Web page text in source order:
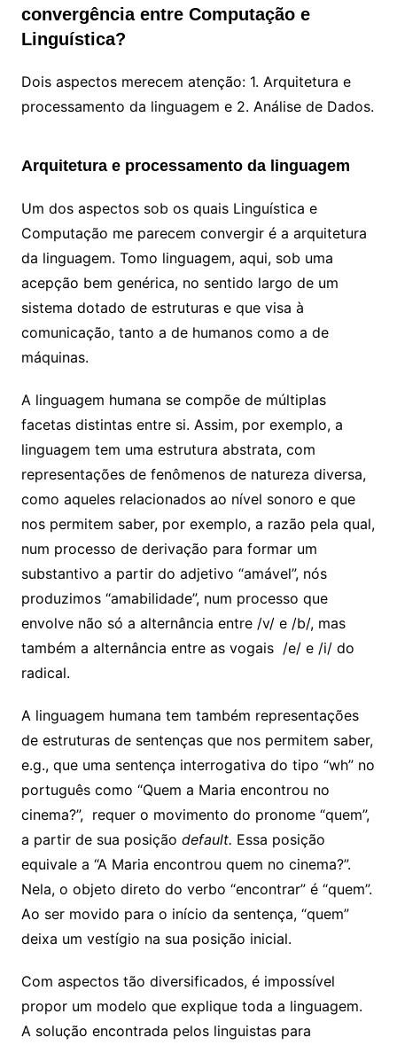
convergência entre Computação e
Linguística?
Dois aspectos merecem atenção: 1. Arquitetura e
processamento da linguagem e 2. Análise de Dados.
Arquitetura e processamento da linguagem
Um dos aspectos sob os quais Linguística e
Computação me parecem convergir é a arquitetura
da linguagem. Tomo linguagem, aqui, sob uma
acepção bem genérica, no sentido largo de um
sistema dotado de estruturas e que visa à
comunicação, tanto a de humanos como a de
máquinas.
A linguagem humana se compõe de múltiplas
facetas distintas entre si. Assim, por exemplo, a
linguagem tem uma estrutura abstrata, com
representações de fenômenos de natureza diversa,
como aqueles relacionados ao nível sonoro e que
nos permitem saber, por exemplo, a razão pela qual,
num processo de derivação para formar um
substantivo a partir do adjetivo “amável”, nós
produzimos “amabilidade”, num processo que
envolve não só a alternância entre /v/ e /b/, mas
também a alternância entre as vogais /e/ e /i/ do
radical.
A linguagem humana tem também representações
de estruturas de sentenças que nos permitem saber,
e.g., que uma sentença interrogativa do tipo “wh” no
português como “Quem a Maria encontrou no
cinema?”, requer o movimento do pronome “quem”,
a partir de sua posição default. Essa posição
equivale a “A Maria encontrou quem no cinema?”.
Nela, o objeto direto do verbo “encontrar” é “quem”.
Ao ser movido para o início da sentença, “quem”
deixa um vestígio na sua posição inicial.
Com aspectos tão diversificados, é impossível
propor um modelo que explique toda a linguagem.
A solução encontrada pelos linguistas para